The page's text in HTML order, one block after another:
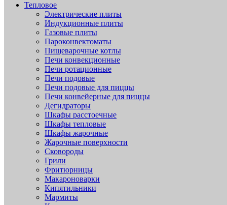
Тепловое
Электрические плиты
Индукционные плиты
Газовые плиты
Пароконвектоматы
Пищеварочные котлы
Печи конвекционные
Печи ротационные
Печи подовые
Печи подовые для пиццы
Печи конвейерные для пиццы
Дегидраторы
Шкафы расстоечные
Шкафы тепловые
Шкафы жарочные
Жарочные поверхности
Сковороды
Грили
Фритюрницы
Макароноварки
Кипятильники
Мармиты